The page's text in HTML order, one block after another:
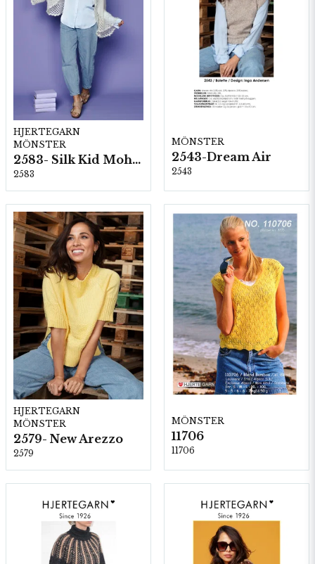
HJERTEGARN
MÖNSTER
2583- Silk Kid Mohair
2583
MÖNSTER
2543-Dream Air
2543
HJERTEGARN
MÖNSTER
2579- New Arezzo
2579
MÖNSTER
11706
11706